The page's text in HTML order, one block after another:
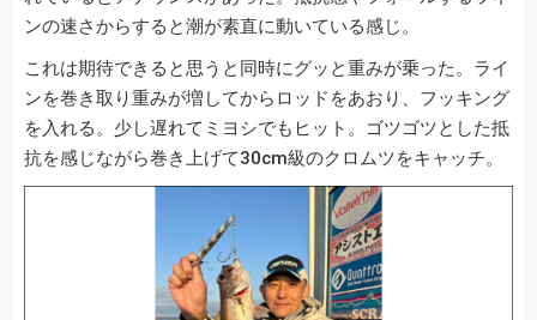
ンの速さからすると潮が素直に動いている感じ。
これは期待できると思うと同時にグッと重みが乗った。ライ
ンを巻き取り重みが増してからロッドをあおり、フッキング
を入れる。少し遅れてミヨシでもヒット。ゴツゴツとした抵
抗を感じながら巻き上げて30cm級のクロムツをキャッチ。